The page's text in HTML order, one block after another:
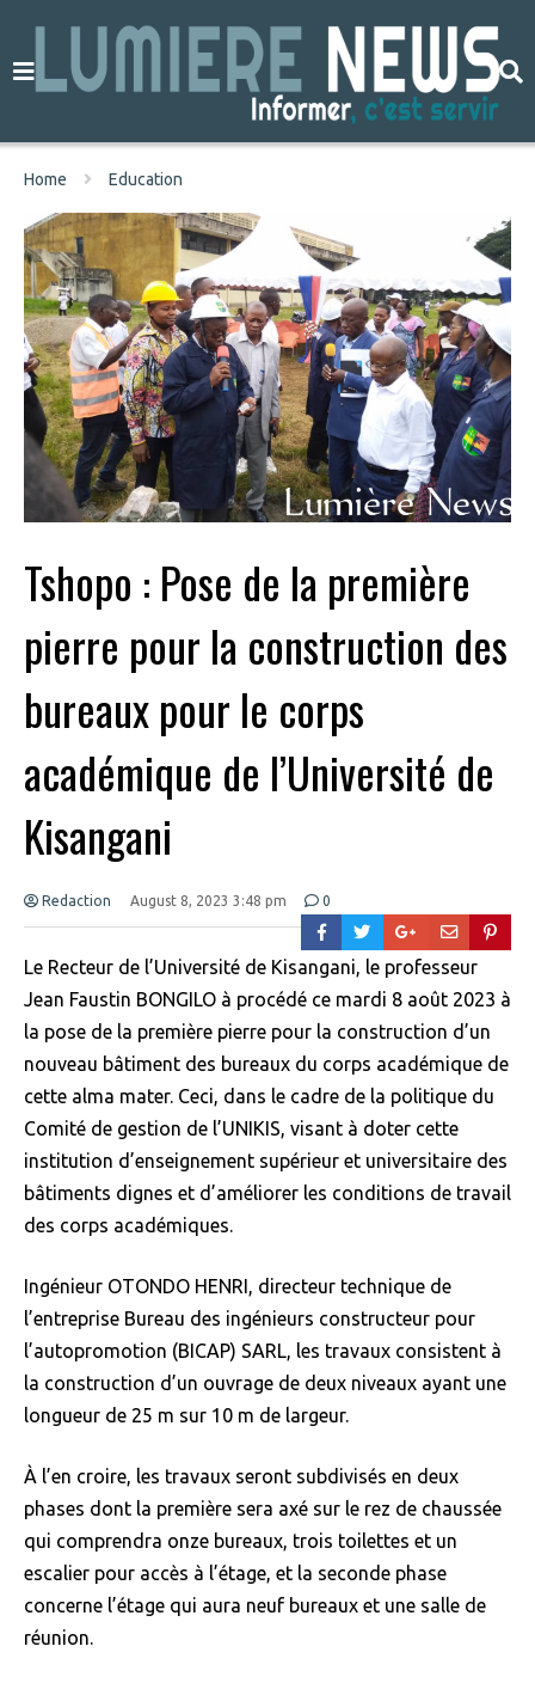
Home Education
Tshopo : Pose de la première
pierre pour la construction des
bureaux pour le corps
académique de l’Université de
Kisangani
Redaction August 8, 2023 3:48 pm 0
Le Recteur de l’Université de Kisangani, le professeur
Jean Faustin BONGILO à procédé ce mardi 8 août 2023 à
la pose de la première pierre pour la construction d’un
nouveau bâtiment des bureaux du corps académique de
cette alma mater. Ceci, dans le cadre de la politique du
Comité de gestion de l’UNIKIS, visant à doter cette
institution d’enseignement supérieur et universitaire des
bâtiments dignes et d’améliorer les conditions de travail
des corps académiques.
Ingénieur OTONDO HENRI, directeur technique de
l’entreprise Bureau des ingénieurs constructeur pour
l’autopromotion (BICAP) SARL, les travaux consistent à
la construction d’un ouvrage de deux niveaux ayant une
longueur de 25 m sur 10 m de largeur.
À l’en croire, les travaux seront subdivisés en deux
phases dont la première sera axé sur le rez de chaussée
qui comprendra onze bureaux, trois toilettes et un
escalier pour accès à l’étage, et la seconde phase
concerne l’étage qui aura neuf bureaux et une salle de
réunion.